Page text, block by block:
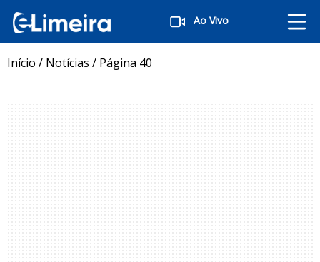
Ao Vivo
Início / Notícias / Página 40